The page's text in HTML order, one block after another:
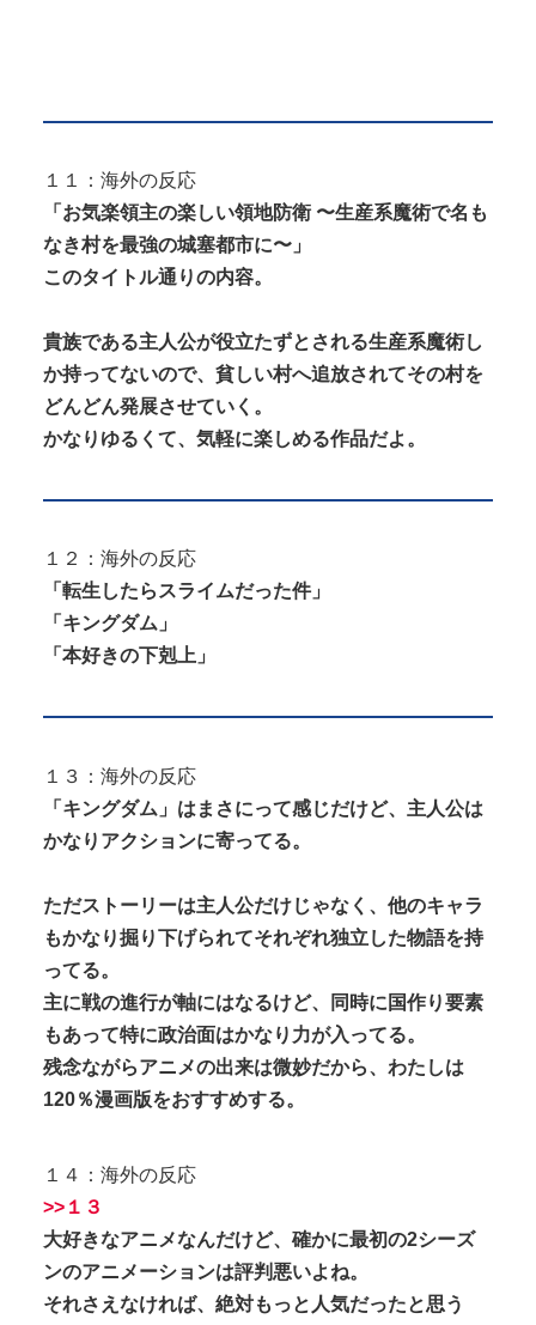
１１：海外の反応
「お気楽領主の楽しい領地防衛 〜生産系魔術で名も
なき村を最強の城塞都市に〜」
このタイトル通りの内容。
貴族である主人公が役立たずとされる生産系魔術し
か持ってないので、貧しい村へ追放されてその村を
どんどん発展させていく。
かなりゆるくて、気軽に楽しめる作品だよ。
１２：海外の反応
「転生したらスライムだった件」
「キングダム」
「本好きの下剋上」
１３：海外の反応
「キングダム」はまさにって感じだけど、主人公は
かなりアクションに寄ってる。
ただストーリーは主人公だけじゃなく、他のキャラ
もかなり掘り下げられてそれぞれ独立した物語を持
ってる。
主に戦の進行が軸にはなるけど、同時に国作り要素
もあって特に政治面はかなり力が入ってる。
残念ながらアニメの出来は微妙だから、わたしは
120％漫画版をおすすめする。
１４：海外の反応
>>１３
大好きなアニメなんだけど、確かに最初の2シーズ
ンのアニメーションは評判悪いよね。
それさえなければ、絶対もっと人気だったと思う